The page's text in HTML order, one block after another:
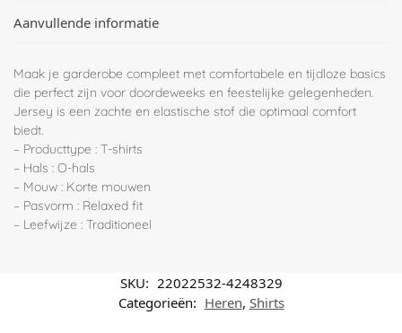
Aanvullende informatie
Maak je garderobe compleet met comfortabele en tijdloze basics
die perfect zijn voor doordeweeks en feestelijke gelegenheden.
Jersey is een zachte en elastische stof die optimaal comfort
biedt.
– Producttype : T-shirts
– Hals : O-hals
– Mouw : Korte mouwen
– Pasvorm : Relaxed fit
– Leefwijze : Traditioneel
SKU: 22022532-4248329
Categorieën: Heren, Shirts